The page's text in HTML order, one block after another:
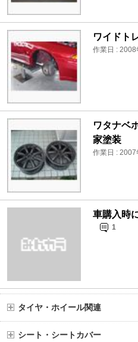
ワイドト
作業日 : 2008
ワタナベ
家塗装
作業日 : 2007
車購入時
1
タイヤ・ホイール関連
シート・シートカバー